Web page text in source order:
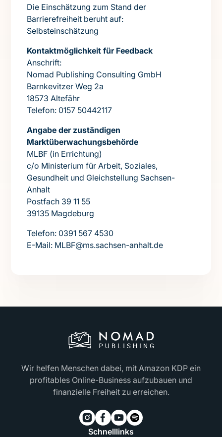
Die Einschätzung zum Stand der
Barrierefreiheit beruht auf:
Selbsteinschätzung
Kontaktmöglichkeit für Feedback
Anschrift:
Nomad Publishing Consulting GmbH
Barnkevitzer Weg 2a
18573 Altefähr
Telefon: 0157 50442117
Angabe der zuständigen
Marktüberwachungsbehörde
MLBF (in Errichtung)
c/o Ministerium für Arbeit, Soziales,
Gesundheit und Gleichstellung Sachsen-
Anhalt
Postfach 39 11 55
39135 Magdeburg
Telefon: 0391 567 4530
E-Mail: MLBF@ms.sachsen-anhalt.de
Wir helfen Menschen dabei, mit Amazon KDP ein
profitables Online-Business aufzubauen und
finanzielle Freiheit zu erreichen.
Schnelllinks